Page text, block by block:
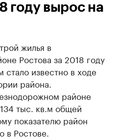
году вырос на
жилья в
Ростова за 2018 году
известно в ходе
района.
районе
тыс. кв.м общей
показателю район
в Ростове.